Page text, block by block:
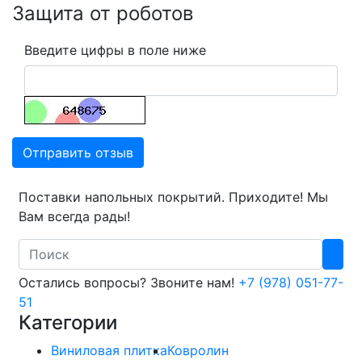
Защита от роботов
Введите цифры в поле ниже
Отправить отзыв
Поставки напольных покрытий. Приходите! Мы
Вам всегда рады!
Search
Остались вопросы? Звоните нам! +7 (978) 051-77-
51
Категории
Виниловая плиткаКовролин